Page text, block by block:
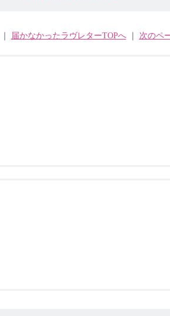
届かなかったラヴレターTOPへ｜ 次のペ